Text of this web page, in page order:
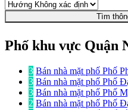
Tìm
Phố khu vực Quận
3 Bán nhà mặt phố Phố
3 Bán nhà mặt phố Phố
3 Bán nhà mặt phố Phố
2 Bán nhà mặt phố Phố